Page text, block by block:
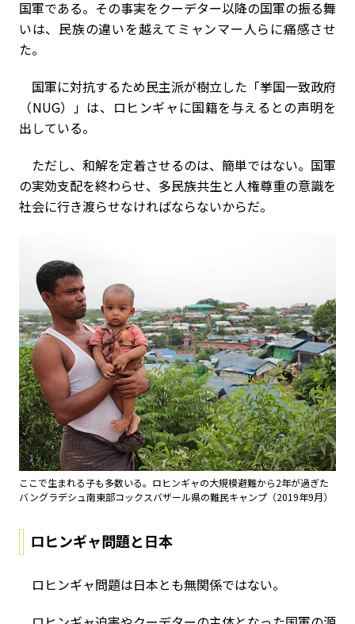
国軍である。その事実をクーデター以降の国軍の振る舞
いは、民族の違いを越えてミャンマー人らに痛感させ
た。
国軍に対抗するため民主派が樹立した「挙国一致政府
（NUG）」は、ロヒンギャに国籍を与えるとの声明を
出している。
ただし、和解を定着させるのは、簡単ではない。国軍
の実効支配を終わらせ、多民族共生と人権尊重の意識を
社会に行き渡らせなければならないからだ。
ここで生まれる子も多数いる。ロヒンギャの大規模避難から2年が過ぎた
バングラデシュ南東部コックスバザール県の難民キャンプ（2019年9月）
ロヒンギャ問題と日本
ロヒンギャ問題は日本とも無関係ではない。